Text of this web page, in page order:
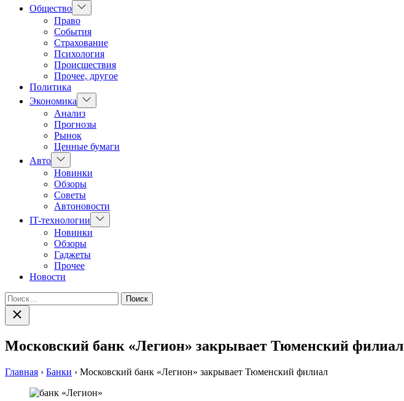
Общество Показать
подменю
Право
События
Страхование
Психология
Происшествия
Прочее, другое
Политика
Экономика
Показать
подменю
Анализ
Прогнозы
Рынок
Ценные бумаги
Авто Показать
подменю
Новинки
Обзоры
Советы
Автоновости
IT-технологии
Показать
подменю
Новинки
Обзоры
Гаджеты
Прочее
Новости
Найти:
Закрыть
поиск
Московский банк «Легион» закрывает Тюменский филиал
Главная › Банки › Московский банк «Легион» закрывает Тюменский филиал